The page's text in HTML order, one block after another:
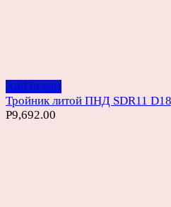
Add to cart
Тройник литой ПНД SDR11
Р9,692.00